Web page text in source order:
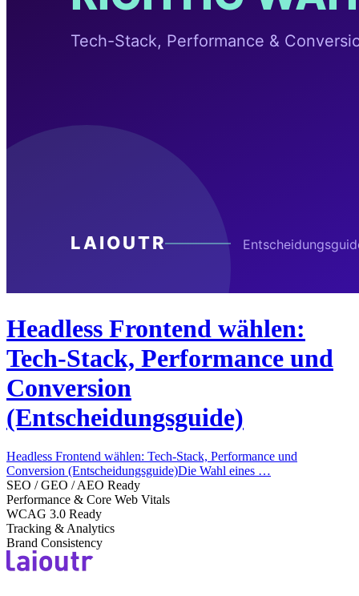
Headless Frontend wählen:
Tech-Stack, Performance und
Conversion
(Entscheidungsguide)
Headless Frontend wählen: Tech-Stack, Performance und
Conversion (Entscheidungsguide)Die Wahl eines …
SEO / GEO / AEO Ready
Performance & Core Web Vitals
WCAG 3.0 Ready
Tracking & Analytics
Brand Consistency